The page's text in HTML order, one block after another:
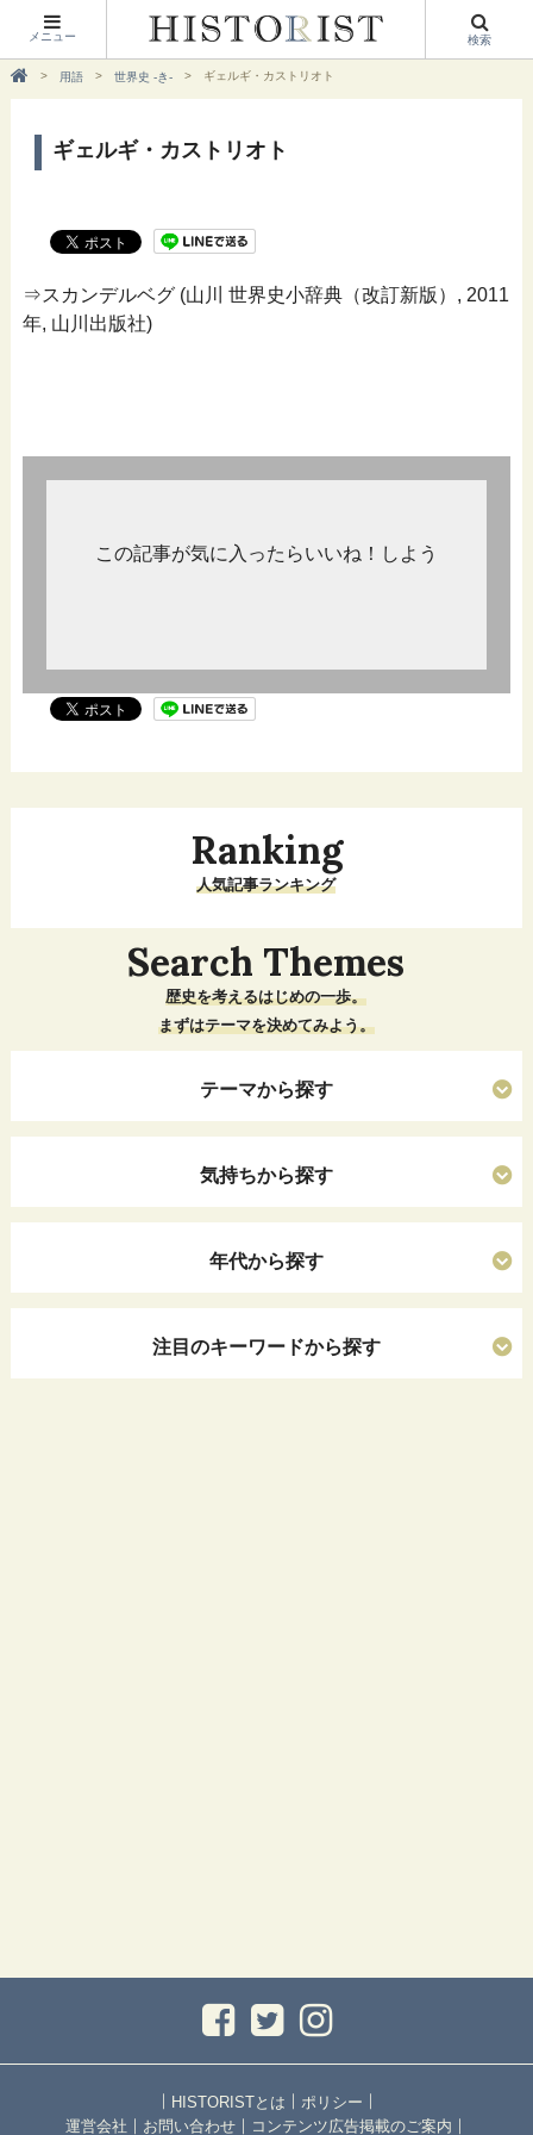
メニュー 検索
用語 世界史 -き- ギェルギ・カストリオト
ギェルギ・カストリオト
⇒スカンデルベグ (山川 世界史小辞典（改訂新版）, 2011
年, 山川出版社)
この記事が気に入ったらいいね！しよう
Ranking
人気記事ランキング
Search Themes
歴史を考えるはじめの一歩。
まずはテーマを決めてみよう。
テーマから探す
気持ちから探す
年代から探す
注目のキーワードから探す
｜ HISTORISTとは ｜ ポリシー ｜
運営会社 ｜ お問い合わせ ｜ コンテンツ広告掲載のご案内 ｜